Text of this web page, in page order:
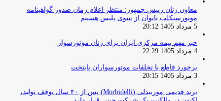
معاون زنان رییس جمهور: منتظر اعلام زمان صدور گواهینامه
موتورسیکلت بانوان از سوی پلیس هستیم
5 مرداد 1405 20:12
خبر مهم بیمه مرکزی ایران برای زنان موتورسوار
4 مرداد 1405 22:29
برخورد قاطع با تخلفات موتورسواران پایتخت
3 مرداد 1405 20:15
برند قدیمی موربیدلی (Morbidelli) پس از ۴۰ سال توقف تولید،